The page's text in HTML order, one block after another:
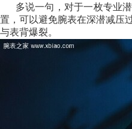
多说一句，对于一枚专业潜
置，可以避免腕表在深潜减压
与表背爆裂。